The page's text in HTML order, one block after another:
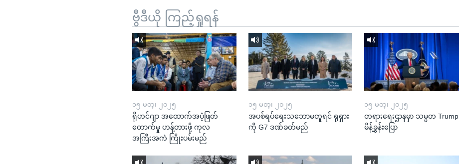
ဗွီဒီယို ကြည့်ရှုရန်
၁၅ မတ္၊ ၂၀၂၅
ရိုဟင်ဂျာ အထောက်အပံ့ဖြတ်
တောက်မှု ဟန့်တားဖို့ ကုလ
အကြီးအကဲ ကြိုးပမ်းမည်
၁၅ မတ္၊ ၂၀၂၅
အပစ်ရပ်ရေးသဘောမတူရင် ရုရှား
ကို G7 ဒဏ်ခတ်မည်
၁၅ မတ္၊ ၂၀၂၅
တရားရေးဌာနမှာ သမ္မတ Trump
မိန့်ခွန်းပြော